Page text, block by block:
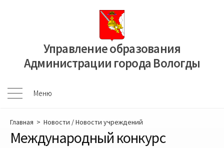
Управление образования
Администрации города Вологды
Меню
Меню
Главная > Новости /Новости учреждений
Международный конкурс